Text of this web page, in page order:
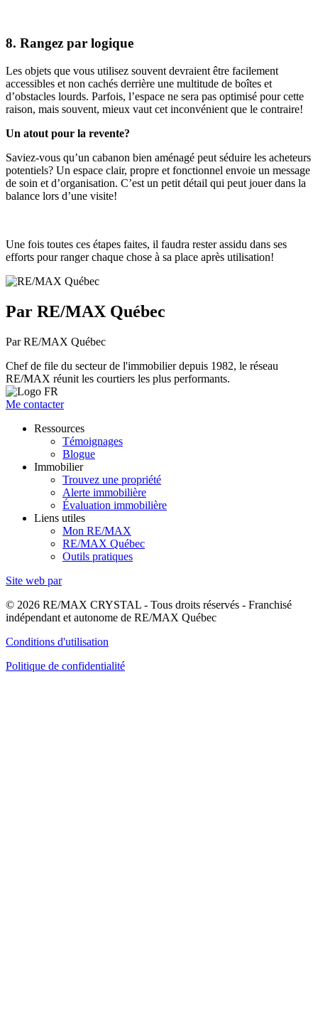
8. Rangez par logique
Les objets que vous utilisez souvent devraient être facilement
accessibles et non cachés derrière une multitude de boîtes et
d’obstacles lourds. Parfois, l’espace ne sera pas optimisé pour cette
raison, mais souvent, mieux vaut cet inconvénient que le contraire!
Un atout pour la revente?
Saviez-vous qu’un cabanon bien aménagé peut séduire les acheteurs
potentiels? Un espace clair, propre et fonctionnel envoie un message
de soin et d’organisation. C’est un petit détail qui peut jouer dans la
balance lors d’une visite!
Une fois toutes ces étapes faites, il faudra rester assidu dans ses
efforts pour ranger chaque chose à sa place après utilisation!
Par RE/MAX Québec
Par RE/MAX Québec
Chef de file du secteur de l'immobilier depuis 1982, le réseau
RE/MAX réunit les courtiers les plus performants.
Me contacter
Ressources
Témoignages
Blogue
Immobilier
Trouvez une propriété
Alerte immobilière
Évaluation immobilière
Liens utiles
Mon RE/MAX
RE/MAX Québec
Outils pratiques
Site web par
© 2026 RE/MAX CRYSTAL - Tous droits réservés - Franchisé
indépendant et autonome de RE/MAX Québec
Conditions d'utilisation
Politique de confidentialité